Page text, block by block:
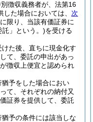
徴収義務者が、法第16
た場合においては、 次
限り、当該有価証券に
託」という。)を受ける
た後、直ちに現金化す
て、委託の申出があっ
徴収上便宜と認められ
予をした場合におい
て、それぞれの納付又
証券を提供して、委託
予の条件には該当しな